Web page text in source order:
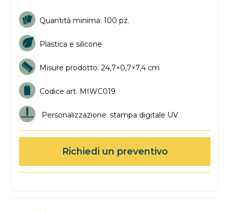
Quantità minima: 100 pz.
Plastica e silicone
Misure prodotto: 24,7×0,7×7,4 cm
Codice art. MIWC019
Personalizzazione: stampa digitale UV
Richiedi un preventivo